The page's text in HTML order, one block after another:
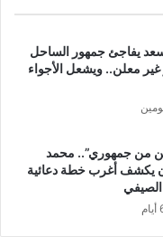
يفاجئ جمهور الساحل
معلن.. ويشعل الأجواء
من جمهوري”.. محمد
يكشف أغرب خطة دعائية